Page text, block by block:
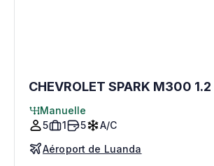
CHEVROLET SPARK M300 1.2
Manuelle
5
1 5
A/C
Aéroport de Luanda